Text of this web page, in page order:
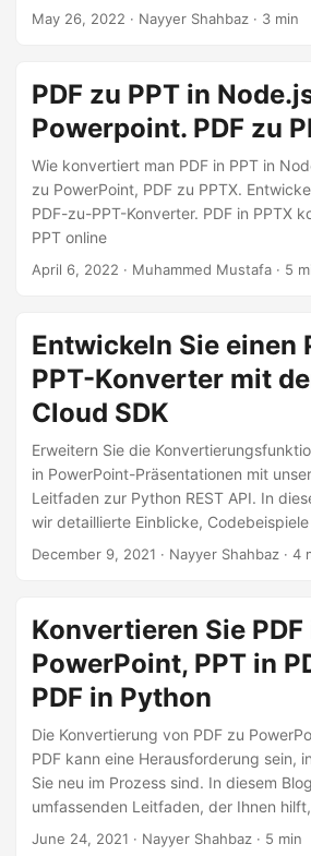
sich sehr gut an verschiedene
verschiedenen Instituten verwendet,
Quelldatei im PDF-Format geteilt wird,
PowerPoint-Format konvertieren
May 26, 2022 · Nayyer Shahbaz · 3 min
PDF zu PPT in
Powerpoint. PDF zu
Wie konvertiert man PDF in PPT in
zu PowerPoint, PDF zu PPTX.
PDF-zu-PPT-Konverter. PDF in PPTX
PPT online
April 6, 2022 · Muhammed Mustafa · 5
Entwickeln Sie einen
PPT-Konverter mit
Cloud SDK
Erweitern Sie die
in PowerPoint-Präsentationen mit
Leitfaden zur Python REST API. In
wir detaillierte Einblicke,
Schritt-Anleitungen, um den
December 9, 2021 · Nayyer Shahbaz · 4
Konvertieren Sie PDF
PowerPoint, PPT in
PDF in Python
Die Konvertierung von PDF zu
PDF kann eine Herausforderung sein,
Sie neu im Prozess sind. In diesem
umfassenden Leitfaden, der Ihnen
einfach in PowerPoint und umgekehrt
June 24, 2021 · Nayyer Shahbaz · 5 min